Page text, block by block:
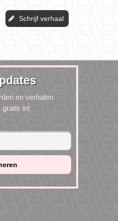
Schrijf verhaal
en verhalen
gratis in!